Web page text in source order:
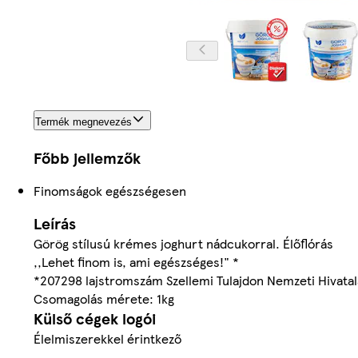
Termék megnevezés
Főbb jellemzők
Finomságok egészségesen
Leírás
Görög stílusú krémes joghurt nádcukorral. Élőflórás
,,Lehet finom is, ami egészséges!" *
*207298 lajstromszám Szellemi Tulajdon Nemzeti
Csomagolás mérete: 1kg
Külső cégek logói
Élelmiszerekkel érintkező